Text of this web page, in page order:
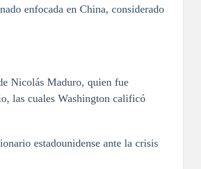
enfocada en China, considerado
Nicolás Maduro, quien fue
las cuales Washington calificó
estadounidense ante la crisis